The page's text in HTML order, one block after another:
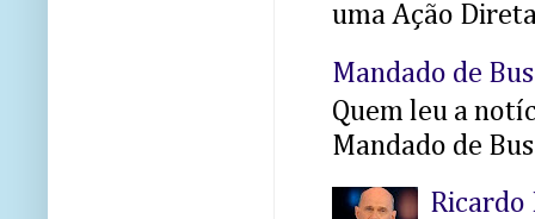
uma Ação
Mandado de
Quem leu a
Mandado de
Ricardo